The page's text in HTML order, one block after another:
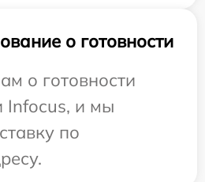
о готовности
о готовности
Infocus, и мы
по